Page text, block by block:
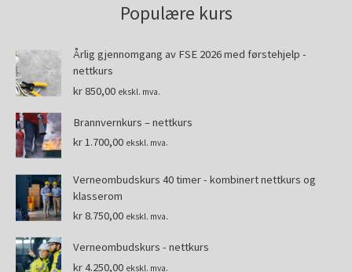
Populære kurs
Årlig gjennomgang av FSE 2026 med førstehjelp -
nettkurs
kr850,00 ekskl. mva.
Brannvernkurs – nettkurs
kr1.700,00 ekskl. mva.
Verneombudskurs 40 timer - kombinert nettkurs og
klasserom
kr8.750,00 ekskl. mva.
Verneombudskurs - nettkurs
kr4.250,00 ekskl. mva.